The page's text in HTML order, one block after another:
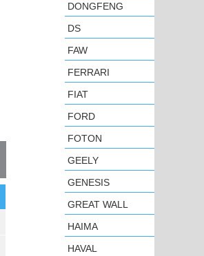
DONGFENG
DS
FAW
FERRARI
FIAT
FORD
FOTON
GEELY
GENESIS
GREAT WALL
HAIMA
HAVAL